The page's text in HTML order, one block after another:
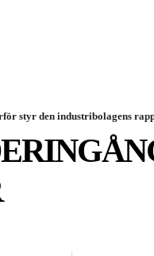
styr den industribolagens